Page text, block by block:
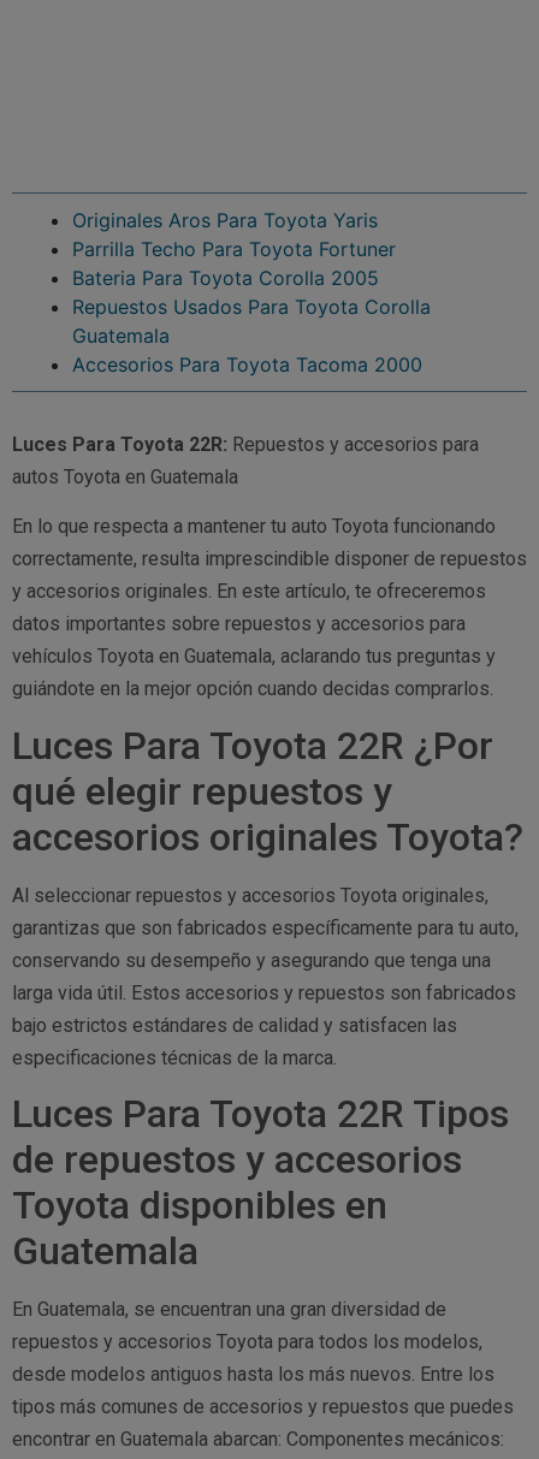
Originales Aros Para Toyota Yaris
Parrilla Techo Para Toyota Fortuner
Bateria Para Toyota Corolla 2005
Repuestos Usados Para Toyota Corolla
Guatemala
Accesorios Para Toyota Tacoma 2000
Luces Para Toyota 22R: Repuestos y accesorios para
autos Toyota en Guatemala
En lo que respecta a mantener tu auto Toyota funcionando
correctamente, resulta imprescindible disponer de repuestos
y accesorios originales. En este artículo, te ofreceremos
datos importantes sobre repuestos y accesorios para
vehículos Toyota en Guatemala, aclarando tus preguntas y
guiándote en la mejor opción cuando decidas comprarlos.
Luces Para Toyota 22R ¿Por
qué elegir repuestos y
accesorios originales Toyota?
Al seleccionar repuestos y accesorios Toyota originales,
garantizas que son fabricados específicamente para tu auto,
conservando su desempeño y asegurando que tenga una
larga vida útil. Estos accesorios y repuestos son fabricados
bajo estrictos estándares de calidad y satisfacen las
especificaciones técnicas de la marca.
Luces Para Toyota 22R Tipos
de repuestos y accesorios
Toyota disponibles en
Guatemala
En Guatemala, se encuentran una gran diversidad de
repuestos y accesorios Toyota para todos los modelos,
desde modelos antiguos hasta los más nuevos. Entre los
tipos más comunes de accesorios y repuestos que puedes
encontrar en Guatemala abarcan: Componentes mecánicos: